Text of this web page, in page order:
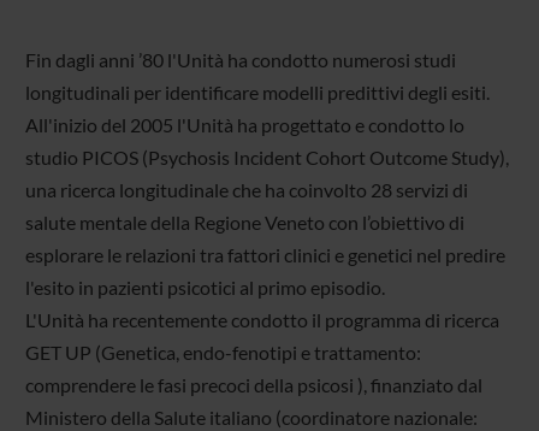
Fin dagli anni ’80 l'Unità ha condotto numerosi studi
longitudinali per identificare modelli predittivi degli esiti.
All'inizio del 2005 l'Unità ha progettato e condotto lo
studio PICOS (Psychosis Incident Cohort Outcome Study),
una ricerca longitudinale che ha coinvolto 28 servizi di
salute mentale della Regione Veneto con l’obiettivo di
esplorare le relazioni tra fattori clinici e genetici nel predire
l'esito in pazienti psicotici al primo episodio.
L'Unità ha recentemente condotto il programma di ricerca
GET UP (Genetica, endo-fenotipi e trattamento:
comprendere le fasi precoci della psicosi ), finanziato dal
Ministero della Salute italiano (coordinatore nazionale: